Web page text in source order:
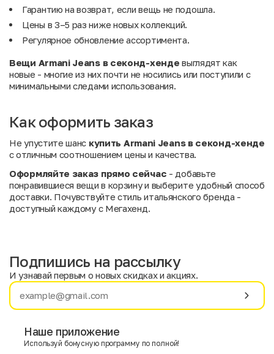
Гарантию на возврат, если вещь не подошла.
Цены в 3–5 раз ниже новых коллекций.
Регулярное обновление ассортимента.
Вещи Armani Jeans в секонд-хендевыглядят как
новые - многие из них почти не носились или поступили с
минимальными следами использования.
Как оформить заказ
Не упустите шанс купить Armani Jeans в секонд-хенде
с отличным соотношением цены и качества.
Оформляйте заказ прямо сейчас - добавьте
понравившиеся вещи в корзину и выберите удобный способ
доставки. Почувствуйте стиль итальянского бренда -
доступный каждому с Мегахенд.
Имя
E-mail
Подпишись на рассылку
И узнавай первым о новых скидках и акциях.
Наше приложение
Используй бонусную программу по полной!